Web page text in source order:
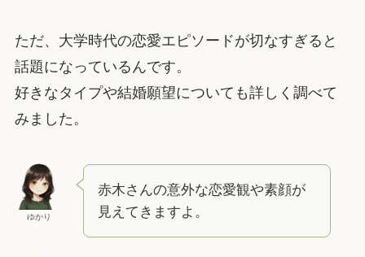
ただ、大学時代の恋愛エピソードが切なすぎると
話題になっているんです。
好きなタイプや結婚願望についても詳しく調べて
みました。
ゆかり
赤木さんの意外な恋愛観や素顔が
見えてきますよ。